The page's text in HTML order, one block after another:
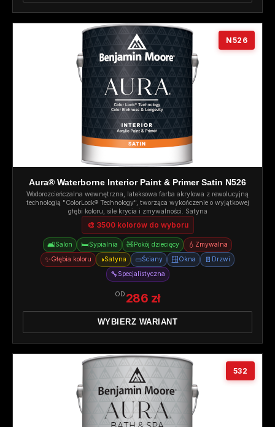
N526
Aura® Waterborne Interior Paint & Primer Satin N526
Wodorozcieńczalna wewnętrzna, lateksowa farba akrylowa z rewolucyjną
technologią "ColorLock® Technology", tworząca wykończenie o wyjątkowej
głębi koloru, sile krycia i zmywalności. Satyna
🎨 3500 kolorów do wyboru
🛋️Salon 🛏️Sypialnia 🧸Pokój dziecięcy 💧 Zmywalna
✨Głębia koloru ◑Satyna ▭Ściany 🪟 Okna 🚪 Drzwi
🔧Specjalistyczna
OD 286 zł
WYBIERZ WARIANT
532